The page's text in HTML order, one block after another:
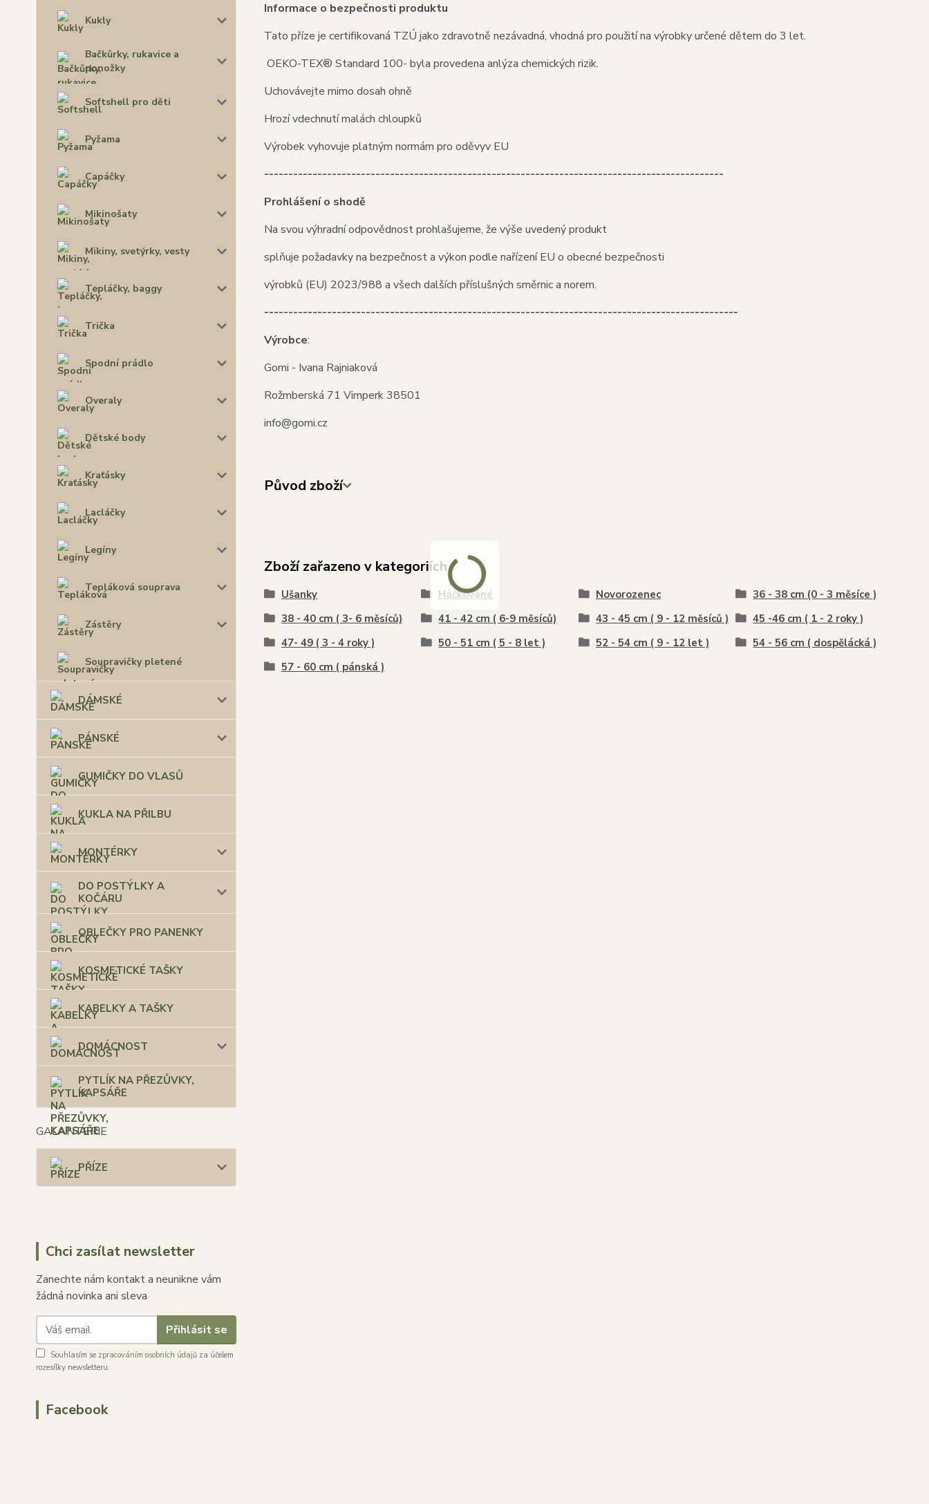
Kukly
Bačkůrky, rukavice a
ponožky
Softshell pro děti
Pyžama
Capáčky
Mikinošaty
Mikiny, svetýrky, vesty
Tepláčky, baggy
Trička
Spodní prádlo
Overaly
Dětské body
Kraťásky
Lacláčky
Legíny
Tepláková souprava
Zástěry
Soupravičky pletené
DÁMSKÉ
PÁNSKÉ
GUMIČKY DO VLASŮ
KUKLA NA PŘILBU
MONTÉRKY
DO POSTÝLKY A
KOČÁRU
OBLEČKY PRO PANENKY
KOSMETICKÉ TAŠKY
KABELKY A TAŠKY
DOMÁCNOST
PYTLÍK NA PŘEZŮVKY,
KAPSÁŘE
GALANTERIE
PŘÍZE
Chci zasílat newsletter
Zanechte nám kontakt a neunikne vám
žádná novinka ani sleva
Přihlásit se
Souhlasím se zpracováním osobních údajů za účelem
rozesílky newsletteru.
Facebook
Informace o bezpečnosti produktu
Tato příze je certifikovaná TZÚ jako zdravotně nezávadná, vhodná pro použití na výrobky určené dětem do 3 let.
OEKO-TEX® Standard 100- byla provedena anlýza chemických rizik.
Uchovávejte mimo dosah ohně
Hrozí vdechnutí malách chloupků
Výrobek vyhovuje platným normám pro oděvyv EU
-----------------------------------------------------------------------------------------------
Prohlášení o shodě
Na svou výhradní odpovědnost prohlašujeme, že výše uvedený produkt
splňuje požadavky na bezpečnost a výkon podle nařízení EU o obecné bezpečnosti
výrobků (EU) 2023/988 a všech dalších příslušných směrnic a norem.
--------------------------------------------------------------------------------------------------
Výrobce:
Gomi - Ivana Rajniaková
Rožmberská 71 Vimperk 38501
info@gomi.cz
Původ zboží
Zboží zařazeno v kategoriích
Ušanky Háčkované Novorozenec
36 - 38 cm (0 - 3 měsíce )
38 - 40 cm ( 3- 6 měsíců)
41 - 42 cm ( 6-9 měsíců) 43 - 45 cm ( 9 - 12 měsíců )
45 -46 cm ( 1 - 2 roky )
47- 49 ( 3 - 4 roky )
50 - 51 cm ( 5 - 8 let ) 52 - 54 cm ( 9 - 12 let )
54 - 56 cm ( dospělácká )
57 - 60 cm ( pánská )